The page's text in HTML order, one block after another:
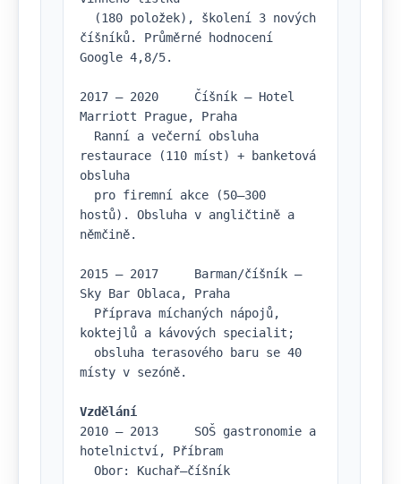
číšníků. Průměrné hodnocení
Google 4,8/5.
2017 – 2020     Číšník — Hotel
Marriott Prague, Praha
restaurace (110 míst) + banketová
obsluha
hostů). Obsluha v angličtině a
němčině.
2015 – 2017     Barman/číšník —
Sky Bar Oblaca, Praha
koktejlů a kávových specialit;
místy v sezóně.
Vzdělání
2010 – 2013     SOŠ gastronomie a
hotelnictví, Příbram